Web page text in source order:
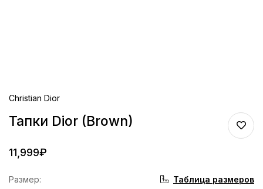
Christian Dior
Тапки Dior (Brown)
11,999₽
Размер: Таблица размеров